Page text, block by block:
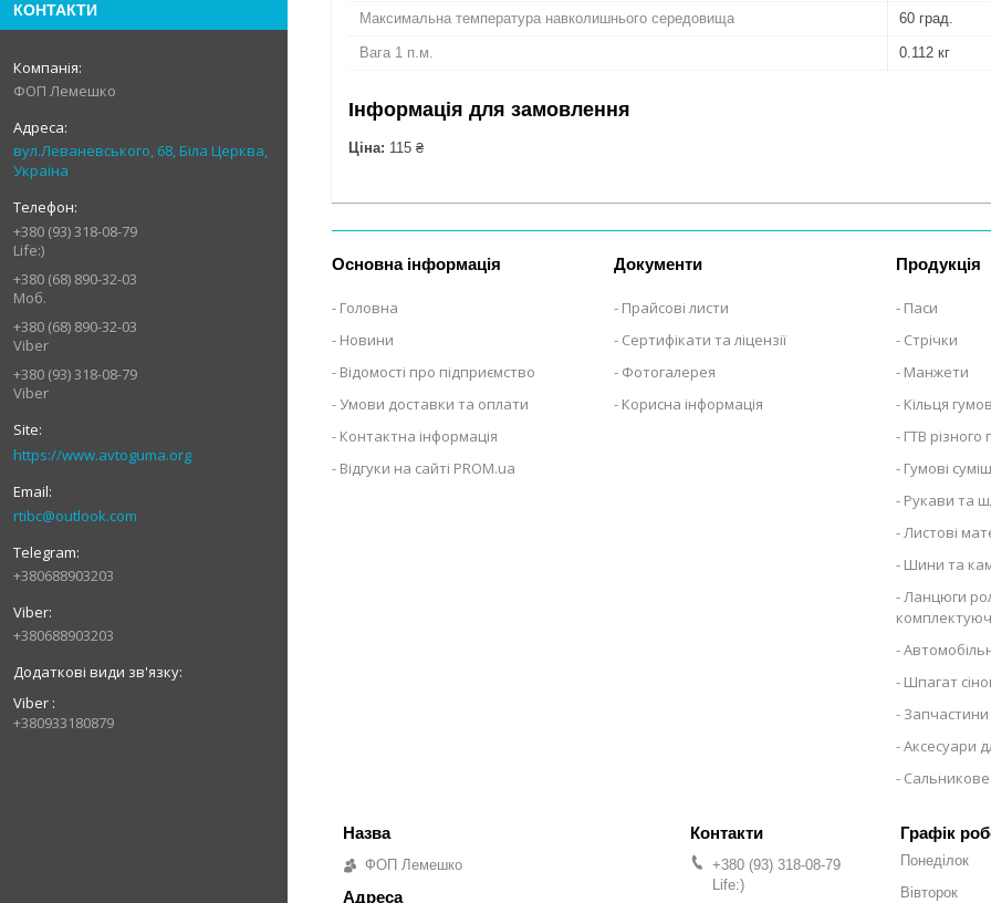
КОНТАКТИ
ФОП Лемешко
вул.Леваневського, 68, Біла Церква,
Україна
+380 (93) 318-08-79
Life:)
+380 (68) 890-32-03
Моб.
+380 (68) 890-32-03
Viber
+380 (93) 318-08-79
Viber
https://www.avtoguma.org
rtibc@outlook.com
+380688903203
+380688903203
Viber
+380933180879
Максимальна температура навколишнього середовища 60 град.
Вага 1 п.м. 0.112 кг
Інформація для замовлення
Ціна: 115 ₴
Основна інформація
Головна
Новини
Відомості про підприємство
Умови доставки та оплати
Контактна інформація
Відгуки на сайті PROM.ua
Документи
Прайсові листи
Сертифікати та ліцензії
Фотогалерея
Корисна інформація
Продукція
Паси
Стрічки
Манжети
Кільця
ГТВ
Гумові
Рукави та
Листові
Шини та
Ланцюги
Шпагат
Запчастини
Аксесуари
ФОП Лемешко
+380 (93) 318-08-79
Life:)
Графік
Понеділок
Вівторок